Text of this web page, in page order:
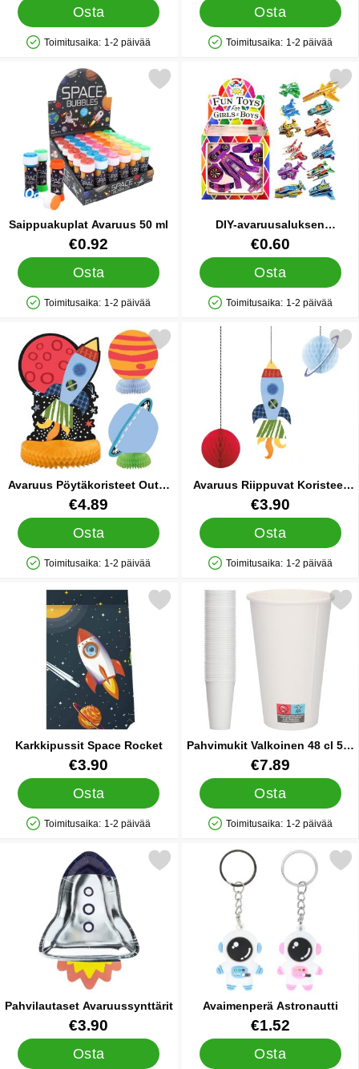
Osta
Saatavuus: Varastossa
Toimitusaika: 1-2 päivää
Osta
Saatavuus: Varastossa
Toimitusaika: 1-2 päivää
Saippuakuplat Avaruus 50 ml
Tuote.nro 86973
€0.92
Osta
Saatavuus: Varastossa
Toimitusaika: 1-2 päivää
Merkitse saippuakuplat Avaruus 50 ml suosikiksi
DIY-avaruusaluksen
Palapeliliitin
Tuote.nro 32757
€0.60
Osta
Saatavuus: Varastossa
Toimitusaika: 1-2 päivää
Merkitse dIY-
Avaruus Pöytäkoristeet Outer
Space
Tuote.nro 42876
€4.89
Osta
Saatavuus: Varastossa
Toimitusaika: 1-2 päivää
Merkitse avaruus Pöytäkoristeet Outer Space suosikiksi
Avaruus Riippuvat Koristeet
Outer Space
Tuote.nro 42873
€3.90
Osta
Saatavuus: Varastossa
Toimitusaika: 1-2 päivää
Merkitse avaruus Riippuvat
Karkkipussit Space Rocket
Tuote.nro 42266
€3.90
Osta
Saatavuus: Varastossa
Toimitusaika: 1-2 päivää
Merkitse karkkipussit Space Rocket suosikiksi
Pahvimukit Valkoinen 48 cl 50-
kpl
Tuote.nro 88132
€7.89
Osta
Saatavuus: Varastossa
Toimitusaika: 1-2 päivää
Merkitse pahvimukit
Pahvilautaset Avaruussynttärit
Tuote.nro 19619
€3.90
Osta
Merkitse pahvilautaset Avaruussynttärit suosikiksi
Avaimenperä Astronautti
Tuote.nro 85010
€1.52
Osta
Merkitse avaimenperä